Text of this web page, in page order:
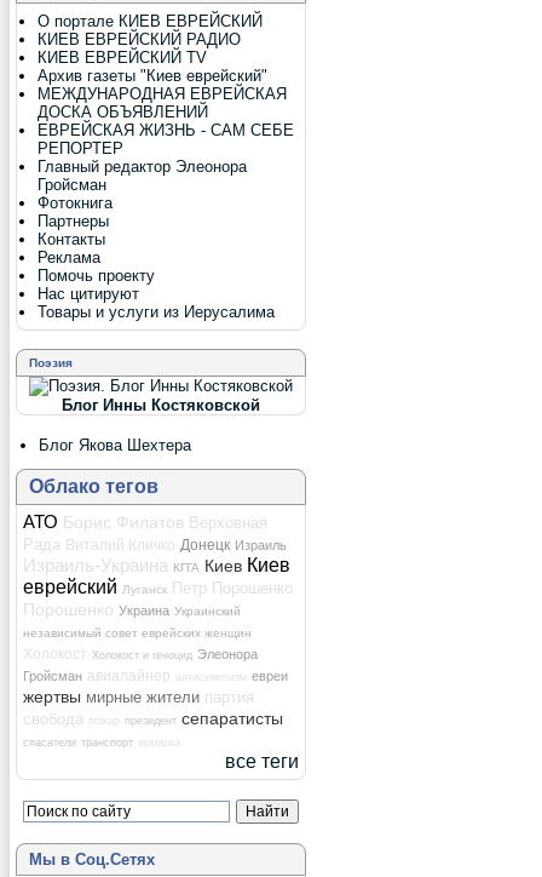
О портале КИЕВ ЕВРЕЙСКИЙ
КИЕВ ЕВРЕЙСКИЙ РАДИО
КИЕВ ЕВРЕЙСКИЙ TV
Архив газеты "Киев еврейский"
МЕЖДУНАРОДНАЯ ЕВРЕЙСКАЯ
ДОСКА ОБЪЯВЛЕНИЙ
ЕВРЕЙСКАЯ ЖИЗНЬ - САМ СЕБЕ
РЕПОРТЕР
Главный редактор Элеонора
Гройсман
Фотокнига
Партнеры
Контакты
Реклама
Помочь проекту
Нас цитируют
Товары и услуги из Иерусалима
Поэзия
Блог Инны Костяковской
Блог Якова Шехтера
Облако тегов
АТО Борис Филатов Верховная
Рада Виталий Кличко Донецк Израиль
Израиль-Украина КГГА Киев Киев
еврейский Луганск Петр Порошенко
Порошенко Украина Украинский
независимый совет еврейских женщин
Холокост Холокост и геноцид Элеонора
Гройсман авиалайнер антисемитизм евреи
жертвы мирные жители партия
свобода пожар президент сепаратисты
спасатели транспорт ярмарка
все теги
Мы в Соц.Сетях